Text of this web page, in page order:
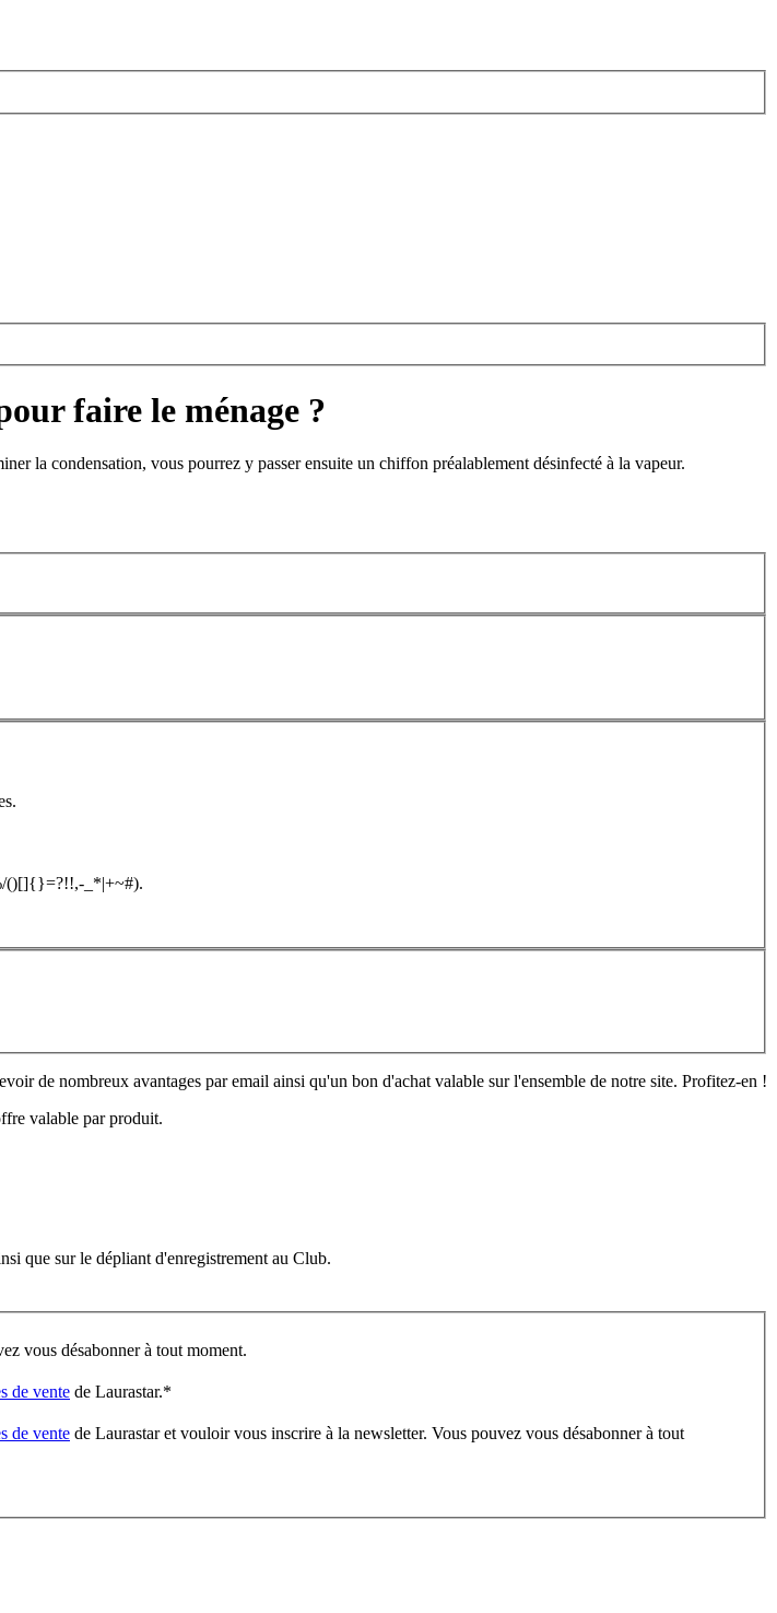
faire le ménage ?
la condensation, vous pourrez y passer ensuite un chiffon préalablement désinfecté à la vapeur.
()[]{}=?!!,-_*|+~#).
de nombreux avantages par email ainsi qu'un bon d'achat valable sur l'ensemble de notre site. Profitez-en !
valable par produit.
que sur le dépliant d'enregistrement au Club.
vous désabonner à tout moment.
de vente de Laurastar.*
de vente de Laurastar et vouloir vous inscrire à la newsletter. Vous pouvez vous désabonner à tout